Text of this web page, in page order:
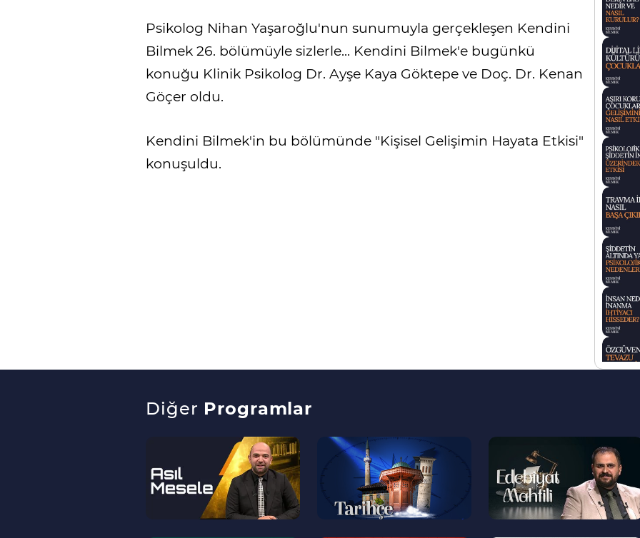
Psikolog Nihan Yaşaroğlu'nun sunumuyla gerçekleşen Kendini
Bilmek 26. bölümüyle sizlerle... Kendini Bilmek'e bugünkü
konuğu Klinik Psikolog Dr. Ayşe Kaya Göktepe ve Doç. Dr. Kenan
Göçer oldu.
Kendini Bilmek'in bu bölümünde "Kişisel Gelişimin Hayata Etkisi"
konuşuldu.
Diğer Programlar
--
>
>